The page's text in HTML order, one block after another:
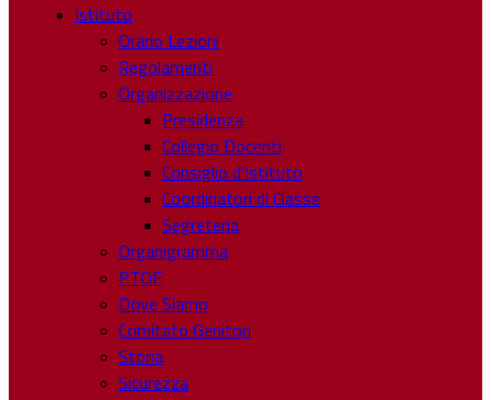
Istituto
Orario Lezioni
Regolamenti
Organizzazione
Presidenza
Collegio Docenti
Consiglio d’Istituto
Coordinatori di Classe
Segreteria
Organigramma
PTOF
Dove Siamo
Comitato Genitori
Storia
Sicurezza